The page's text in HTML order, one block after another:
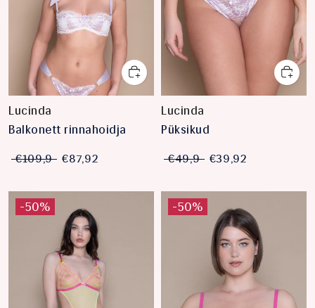
Lucinda
Balkonett rinnahoidja
€109,9 €87,92
Lucinda
Püksikud
€49,9 €39,92
-50% -50%